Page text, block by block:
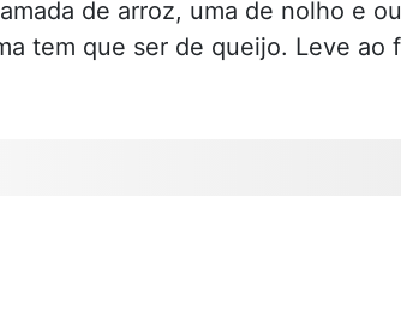
de arroz, uma de nolho e
tem que ser de queijo. Leve ao